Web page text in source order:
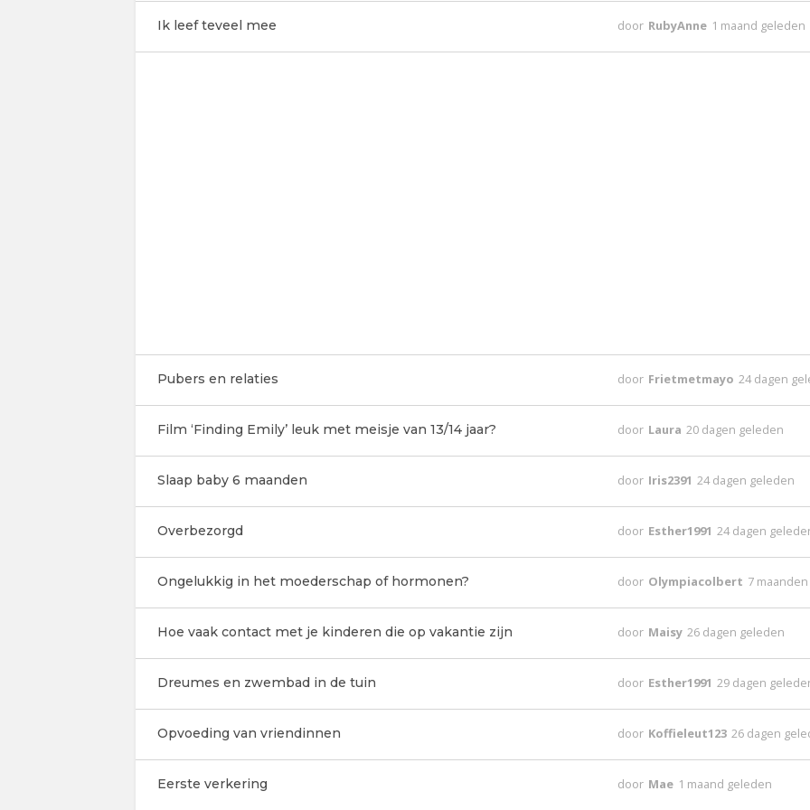
Ik leef teveel mee door RubyAnne 1 maand geleden
Pubers en relaties door Frietmetmayo 24 dagen
Film ‘Finding Emily’ leuk met meisje van 13/14 jaar? door Laura 20 dagen geleden
Slaap baby 6 maanden door Iris2391 24 dagen geleden
Overbezorgd door Esther1991 24 dagen
Ongelukkig in het moederschap of hormonen? door Olympiacolbert 7
Hoe vaak contact met je kinderen die op vakantie zijn door Maisy 26 dagen geleden
Dreumes en zwembad in de tuin door Esther1991 29 dagen
Opvoeding van vriendinnen door Koffieleut123 26 dagen
Eerste verkering door Mae 1 maand geleden